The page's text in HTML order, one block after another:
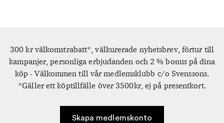
300 kr välkomstrabatt*, välkurerade nyhetsbrev, förtur till
kampanjer, personliga erbjudanden och 2 % bonus på dina
köp - Välkommen till vår medlemsklubb c/o Svenssons.
*Gäller ett köptillfälle över 3500kr, ej på presentkort.
Skapa medlemskonto